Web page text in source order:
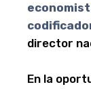
director
En la